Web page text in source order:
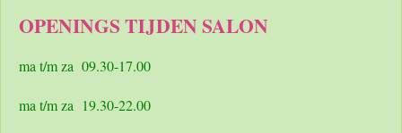
b
o
a
r
m
s
p
OPENINGS TIJDEN SALON
ma t/m za 09.30-17.00
ma t/m za 19.30-22.00